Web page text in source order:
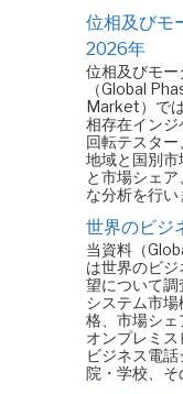
位相及びモ
2026年
位相及びモー
（Global
Market）で
相存在イン
回転テスタ
地域と国別市
と市場シェ
な分析を行
世界のビジ
当資料（
は世界のビ
望について
システム市
格、市場シェ
オンプレミ
ビジネス電
院・学校、